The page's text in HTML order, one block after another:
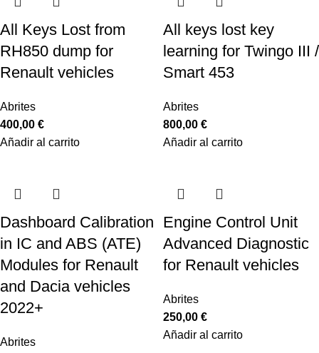
All Keys Lost from
RH850 dump for
Renault vehicles
Abrites
400,00 €
Añadir al carrito
All keys lost key
learning for Twingo III /
Smart 453
Abrites
800,00 €
Añadir al carrito
Dashboard Calibration
in IC and ABS (ATE)
Modules for Renault
and Dacia vehicles
2022+
Abrites
Engine Control Unit
Advanced Diagnostic
for Renault vehicles
Abrites
250,00 €
Añadir al carrito